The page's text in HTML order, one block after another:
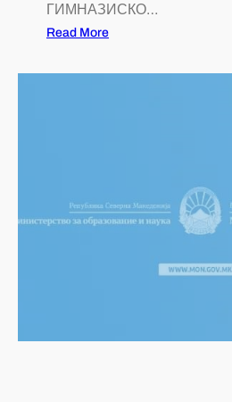
ГИМНАЗИСКО…
Read More